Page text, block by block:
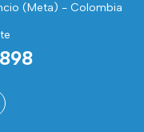
(Meta) - Colombia